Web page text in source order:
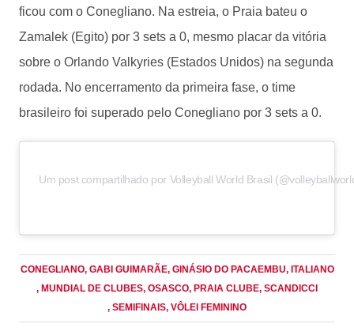
ficou com o Conegliano. Na estreia, o Praia bateu o
Zamalek (Egito) por 3 sets a 0, mesmo placar da vitória
sobre o Orlando Valkyries (Estados Unidos) na segunda
rodada. No encerramento da primeira fase, o time
brasileiro foi superado pelo Conegliano por 3 sets a 0.
Um post compartilhado por Volleyball World Brasil
CONEGLIANO, GABI GUIMARÃE, GINÁSIO DO PACAEMBU, ITALIANO
, MUNDIAL DE CLUBES, OSASCO, PRAIA CLUBE, SCANDICCI
, SEMIFINAIS, VÔLEI FEMININO